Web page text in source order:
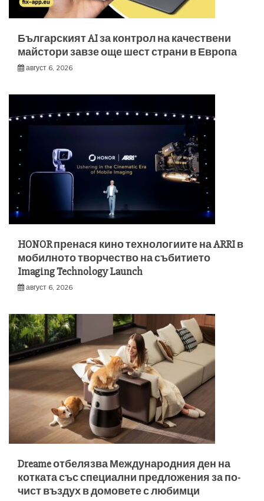
Българският AI за контрол на качествени
майстори завзе още шест страни в Европа
август 6, 2026
HONOR пренася кино технологиите на ARRI в
мобилното творчество на събитието
Imaging Technology Launch
август 6, 2026
Dreame отбелязва Международния ден на
котката със специални предложения за по-
чист въздух в домовете с любимци